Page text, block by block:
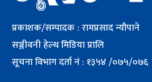
प्रकाशक/सम्पादक : रामप्रसाद न्यौपाने
सञ्जीवनी हेल्थ मिडिया प्रालि
सूचना विभाग दर्ता नं : १३५४ /०७५/०७६